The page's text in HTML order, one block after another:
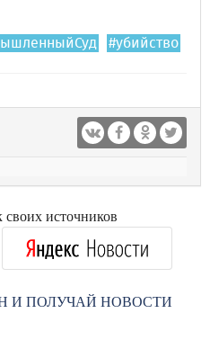
#убийство
источников
И ПОЛУЧАЙ НОВОСТИ